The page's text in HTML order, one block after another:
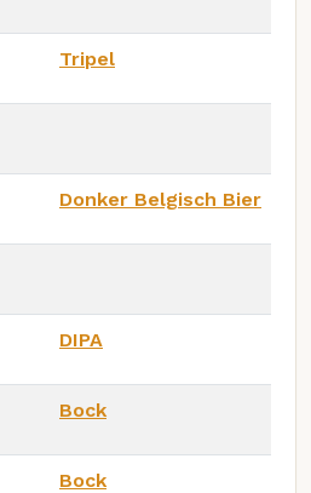
Tripel
Donker Belgisch Bier
DIPA
Bock
Bock